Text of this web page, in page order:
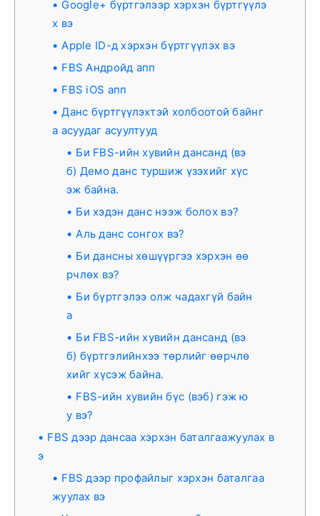
Google+ бүртгэлээр хэрхэн бүртгүүлэ
х вэ
Apple ID-д хэрхэн бүртгүүлэх вэ
FBS Андройд апп
FBS iOS апп
Данс бүртгүүлэхтэй холбоотой байнг
а асуудаг асуултууд
Би FBS-ийн хувийн дансанд (вэ
б) Демо данс туршиж үзэхийг хүс
эж байна.
Би хэдэн данс нээж болох вэ?
Аль данс сонгох вэ?
Би дансны хөшүүргээ хэрхэн өө
рчлөх вэ?
Би бүртгэлээ олж чадахгүй байн
а
Би FBS-ийн хувийн дансанд (вэ
б) бүртгэлийнхээ төрлийг өөрчлө
хийг хүсэж байна.
FBS-ийн хувийн бүс (вэб) гэж ю
у вэ?
FBS дээр дансаа хэрхэн баталгаажуулах в
э
FBS дээр профайлыг хэрхэн баталгаа
жуулах вэ